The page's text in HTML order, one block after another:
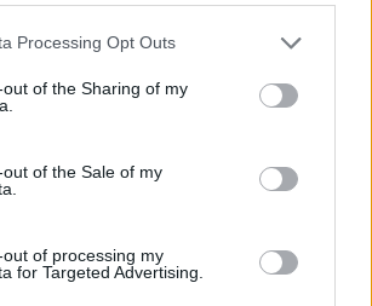
website/app uses one or more Google
visit or usage behaviour. You may click to
to Google and its third-party tags to
specified purposes in below Google
Processing Opt Outs
of the Sharing of my
of the Sale of my
of processing my
for Targeted Advertising.
μας στο facebookγια να